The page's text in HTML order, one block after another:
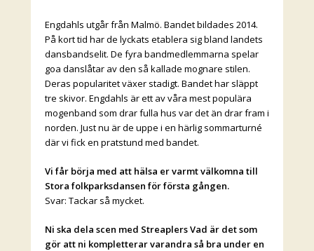
Engdahls utgår från Malmö. Bandet bildades 2014.
På kort tid har de lyckats etablera sig bland landets
dansbandselit. De fyra bandmedlemmarna spelar
goa danslåtar av den så kallade mognare stilen.
Deras popularitet växer stadigt. Bandet har släppt
tre skivor. Engdahls är ett av våra mest populära
mogenband som drar fulla hus var det än drar fram i
norden. Just nu är de uppe i en härlig sommarturné
där vi fick en pratstund med bandet.
Vi får börja med att hälsa er varmt välkomna till
Stora folkparksdansen för första gången.
Svar: Tackar så mycket.
Ni ska dela scen med Streaplers Vad är det som
gör att ni kompletterar varandra så bra under en